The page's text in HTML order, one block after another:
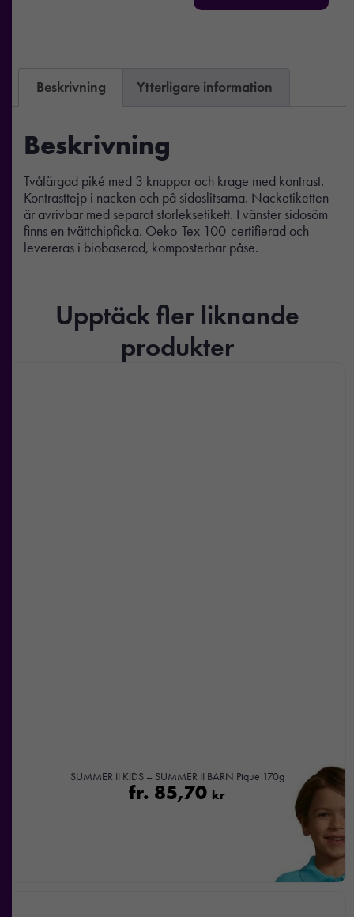
Beskrivning Ytterligare information
Beskrivning
Tvåfärgad piké med 3 knappar och krage med kontrast.
Kontrasttejp i nacken och på sidoslitsarna. Nacketiketten
är avrivbar med separat storleksetikett. I vänster sidosöm
finns en tvättchipficka. Oeko-Tex 100-certifierad och
levereras i biobaserad, komposterbar påse.
Upptäck fler liknande
produkter
SUMMER II KIDS – SUMMER II BARN Pique 170g
fr. 85,70 kr